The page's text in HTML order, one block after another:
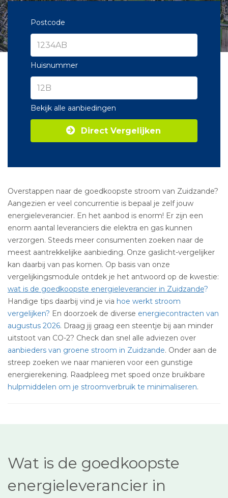
Postcode
Huisnummer
Bekijk alle aanbiedingen
Direct Vergelijken
Overstappen naar de goedkoopste stroom van Zuidzande?
Aangezien er veel concurrentie is bepaal je zelf jouw
energieleverancier. En het aanbod is enorm! Er zijn een
enorm aantal leveranciers die elektra en gas kunnen
verzorgen. Steeds meer consumenten zoeken naar de
meest aantrekkelijke aanbieding. Onze gaslicht-vergelijker
kan daarbij van pas komen. Op basis van onze
vergelijkingsmodule ontdek je het antwoord op de kwestie:
wat is de goedkoopste energieleverancier in Zuidzande?
Handige tips daarbij vind je via hoe werkt stroom
vergelijken? En doorzoek de diverse energiecontracten van
augustus 2026. Draag jij graag een steentje bij aan minder
uitstoot van CO-2? Check dan snel alle adviezen over
aanbieders van groene stroom in Zuidzande. Onder aan de
streep zoeken we naar manieren voor een gunstige
energierekening. Raadpleeg met spoed onze bruikbare
hulpmiddelen om je stroomverbruik te minimaliseren.
Wat is de goedkoopste
energieleverancier in